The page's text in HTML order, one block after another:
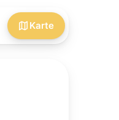
Karte